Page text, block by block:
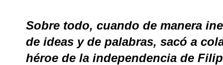
Sobre todo, cuando de manera
de ideas y de palabras, sacó a
héroe de la independencia de